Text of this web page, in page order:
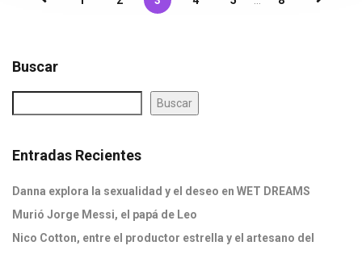
Buscar
Buscar
Entradas Recientes
Danna explora la sexualidad y el deseo en WET DREAMS
Murió Jorge Messi, el papá de Leo
Nico Cotton, entre el productor estrella y el artesano del